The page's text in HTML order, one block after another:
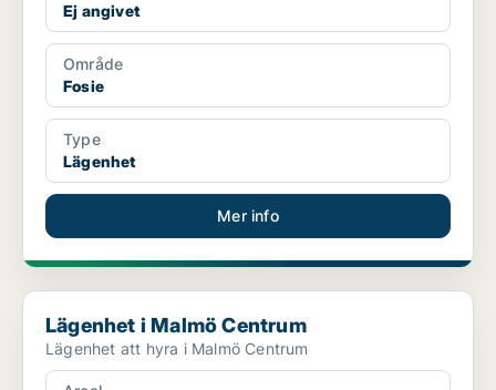
Ej angivet
Område
Fosie
Type
Lägenhet
Mer info
Lägenhet i Malmö Centrum
Lägenhet i Malmö Centrum
Lägenhet att hyra i Malmö Centrum